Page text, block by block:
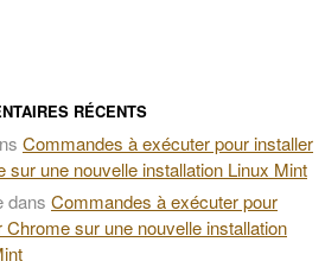
RÉCENTS
Commandes à exécuter pour installer
sur une nouvelle installation Linux Mint
dans Commandes à exécuter pour
Chrome sur une nouvelle installation